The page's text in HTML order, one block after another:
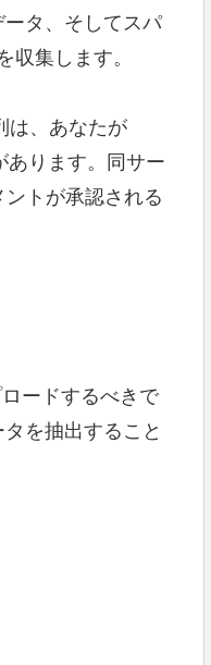
タ、そしてスパ
収集します。
は、あなたが
あります。同サー
トが承認される
ードするべきで
を抽出すること